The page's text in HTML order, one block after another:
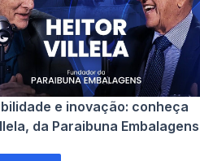
e inovação: conheça
da Paraibuna Embalagens